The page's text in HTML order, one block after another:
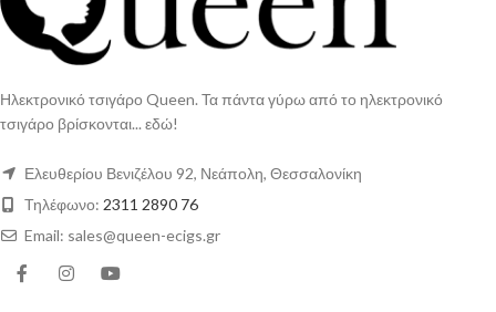
Ηλεκτρονικό τσιγάρο Queen. Τα πάντα γύρω από το ηλεκτρονικό
τσιγάρο βρίσκονται... εδώ!
Ελευθερίου Βενιζέλου 92, Νεάπολη, Θεσσαλονίκη
Τηλέφωνο: 2311 2890 76
Email: sales@queen-ecigs.gr